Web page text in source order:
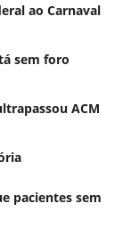
ao Carnaval
sem foro
ACM
pacientes sem